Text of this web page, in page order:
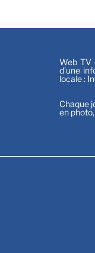
Web TV
d’une
locale :
Chaque
en